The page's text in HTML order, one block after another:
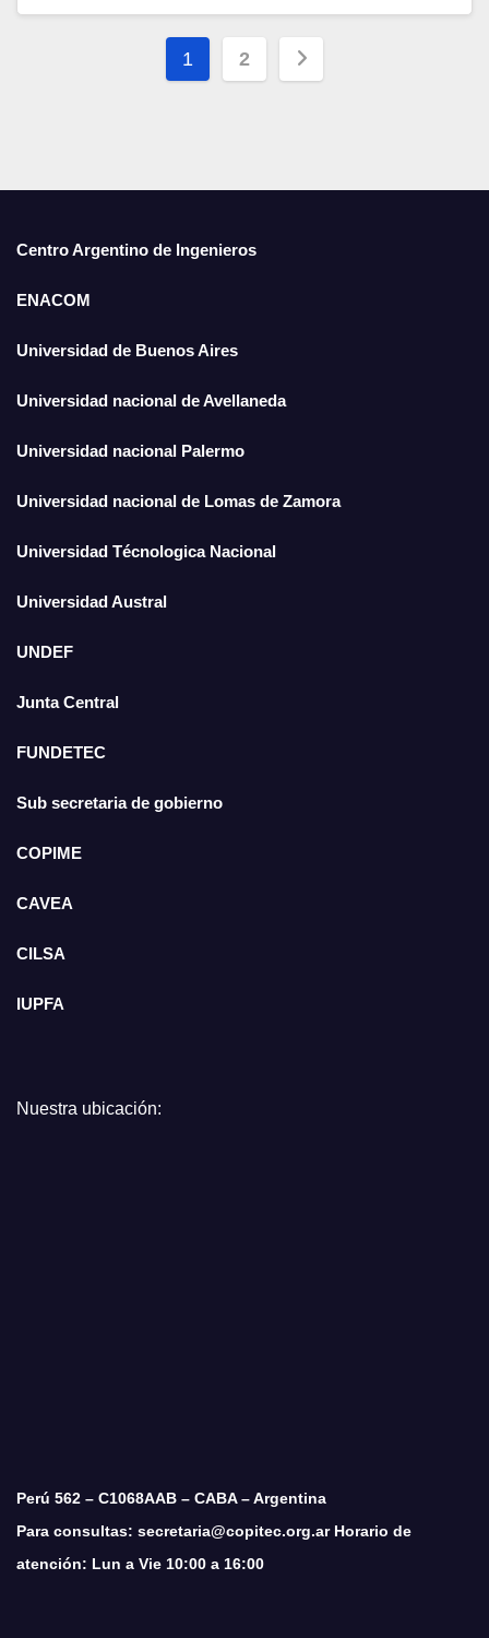
1 2
Centro Argentino de Ingenieros
ENACOM
Universidad de Buenos Aires
Universidad nacional de Avellaneda
Universidad nacional Palermo
Universidad nacional de Lomas de Zamora
Universidad Técnologica Nacional
Universidad Austral
UNDEF
Junta Central
FUNDETEC
Sub secretaria de gobierno
COPIME
CAVEA
CILSA
IUPFA
Nuestra ubicación:
Perú 562 – C1068AAB – CABA – Argentina
Para consultas: secretaria@copitec.org.ar Horario de
atención: Lun a Vie 10:00 a 16:00